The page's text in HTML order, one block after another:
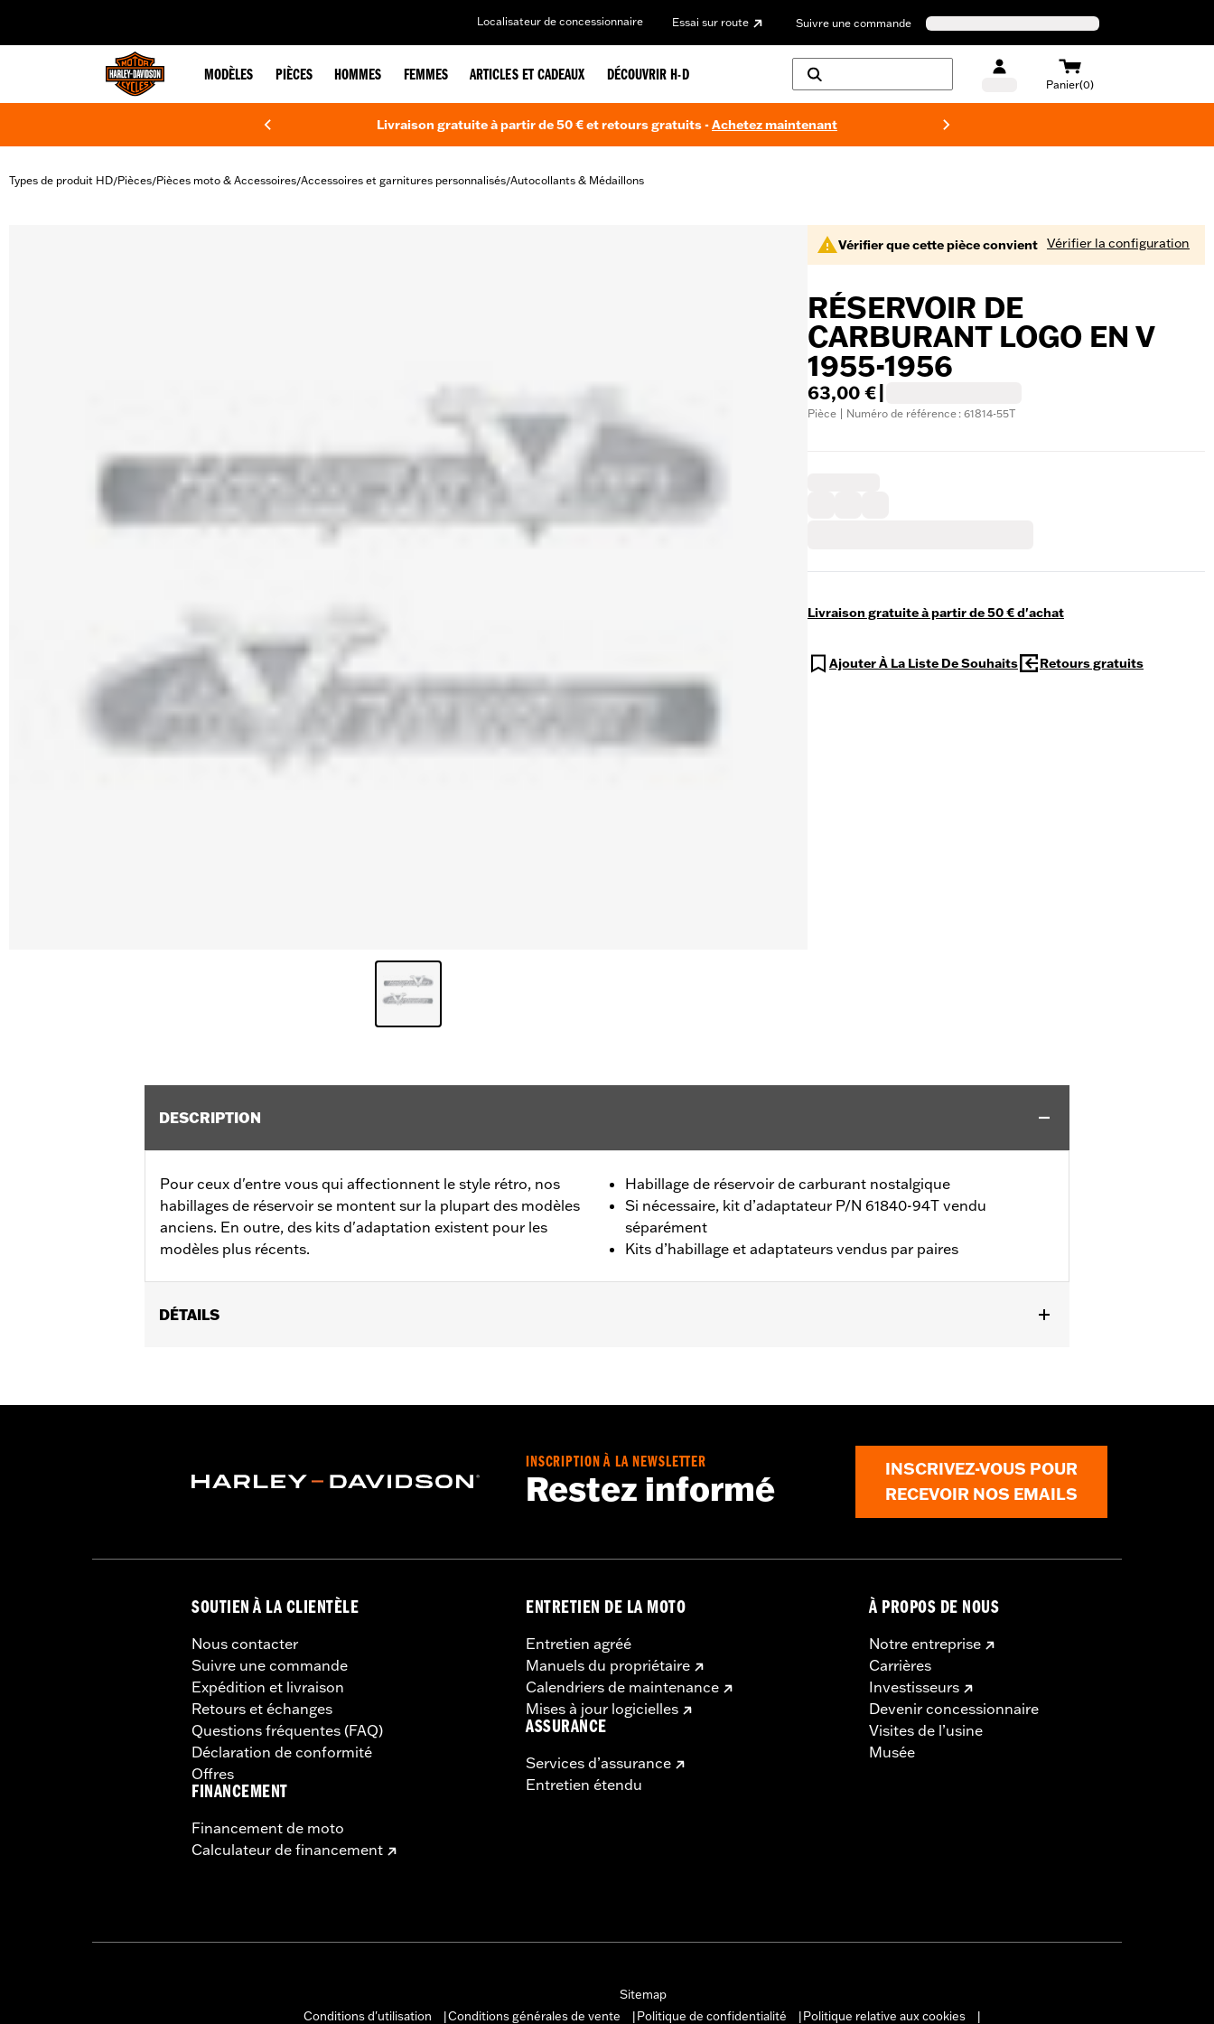
Localisateur de concessionnaire Essai sur route Suivre une commande
MODÈLES PIÈCES HOMMES FEMMES ARTICLES ET CADEAUX DÉCOUVRIR H-D
Panier(0)
Livraison gratuite à partir de 50 € et retours gratuits -Achetez maintenant
Types de produit HD/Pièces/Pièces moto & Accessoires/Accessoires et garnitures personnalisés/Autocollants & Médaillons
Vérifier que cette pièce convient Vérifier la configuration
RÉSERVOIR DE
CARBURANT LOGO EN V
1955-1956
63,00 €
Pièce | Numéro de référence : 61814-55T
Livraison gratuite à partir de 50 € d'achat
Ajouter À La Liste De Souhaits Retours gratuits
DESCRIPTION
Pour ceux d'entre vous qui affectionnent le style rétro, nos
habillages de réservoir se montent sur la plupart des modèles
anciens. En outre, des kits d'adaptation existent pour les
modèles plus récents.
Habillage de réservoir de carburant nostalgique
Si nécessaire, kit d’adaptateur P/N 61840-94T vendu
séparément
Kits d’habillage et adaptateurs vendus par paires
DÉTAILS
Dans la boîte:2 plaques de réservoir
INSCRIPTION À LA NEWSLETTER
Restez informé
INSCRIVEZ-VOUS POUR
RECEVOIR NOS EMAILS
SOUTIEN À LA CLIENTÈLE
Nous contacter
Suivre une commande
Expédition et livraison
Retours et échanges
Questions fréquentes (FAQ)
Déclaration de conformité
Offres
FINANCEMENT
Financement de moto
Calculateur de financement
ENTRETIEN DE LA MOTO
Entretien agréé
Manuels du propriétaire
Calendriers de maintenance
Mises à jour logicielles
ASSURANCE
Services d’assurance
Entretien étendu
À PROPOS DE NOUS
Notre entreprise
Carrières
Investisseurs
Devenir concessionnaire
Visites de l’usine
Musée
Sitemap
Conditions d'utilisation
Conditions générales de vente Politique de confidentialité Politique relative aux cookies